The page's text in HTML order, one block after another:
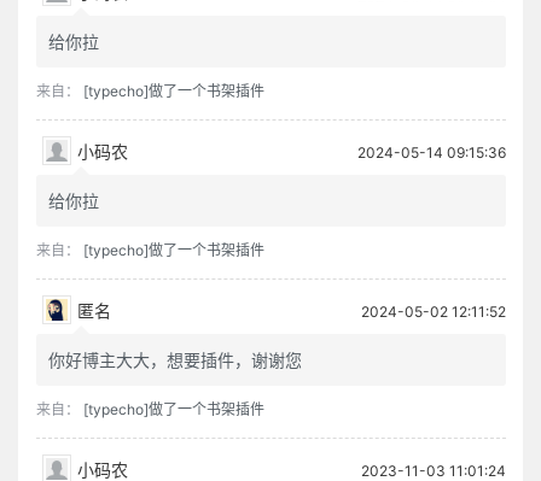
给你拉
来自： [typecho]做了一个书架插件
小码农 2024-05-14 09:15:36
给你拉
来自： [typecho]做了一个书架插件
匿名 2024-05-02 12:11:52
你好博主大大，想要插件，谢谢您
来自： [typecho]做了一个书架插件
小码农 2023-11-03 11:01:24